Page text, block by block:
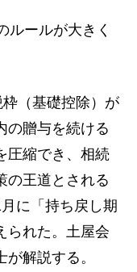
ールが大きく
（基礎控除）が
の贈与を続ける
圧縮でき、相続
の王道とされる
に「持ち戻し期
られた。土屋会
解説する。